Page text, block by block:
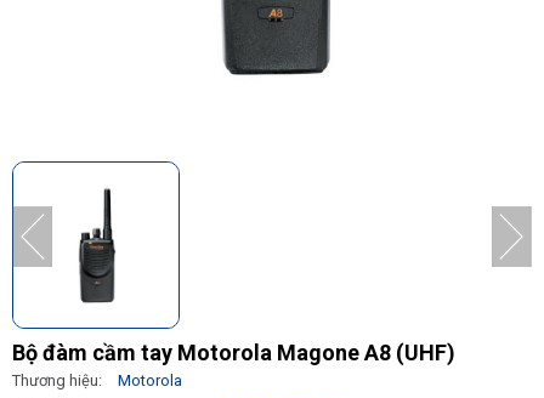
Bộ đàm cầm tay Motorola Magone A8 (UHF)
Thương hiệu:
Motorola